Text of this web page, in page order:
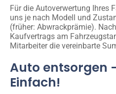
Für die Autoverwertung Ihres
uns je nach Modell und
(früher: Abwrackprämie).
Kaufvertrags am
Mitarbeiter die vereinbarte
Auto entsorgen
Einfach!